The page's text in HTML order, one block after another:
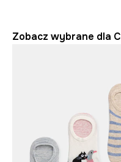
Zobacz wybrane dla